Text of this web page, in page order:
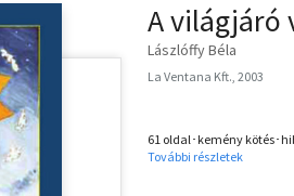
A világjáró
Lászlóffy Béla
La Ventana Kft., 2003
61 oldal･kemény kötés･
További részletek